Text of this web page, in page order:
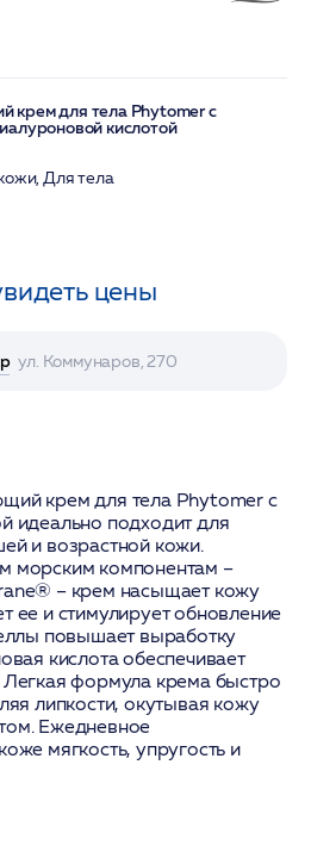
крем для тела Phytomer с
кислотой
Для тела
цены
ул. Коммунаров, 270
крем для тела Phytomer с
идеально подходит для
и возрастной кожи.
морским компонентам –
– крем насыщает кожу
ее и стимулирует обновление
повышает выработку
кислота обеспечивает
Легкая формула крема быстро
липкости, окутывая кожу
Ежедневное
мягкость, упругость и